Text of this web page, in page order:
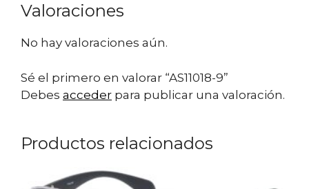
Valoraciones
No hay valoraciones aún.
Sé el primero en valorar “AS11018-9”
Debes acceder para publicar una valoración.
Productos relacionados